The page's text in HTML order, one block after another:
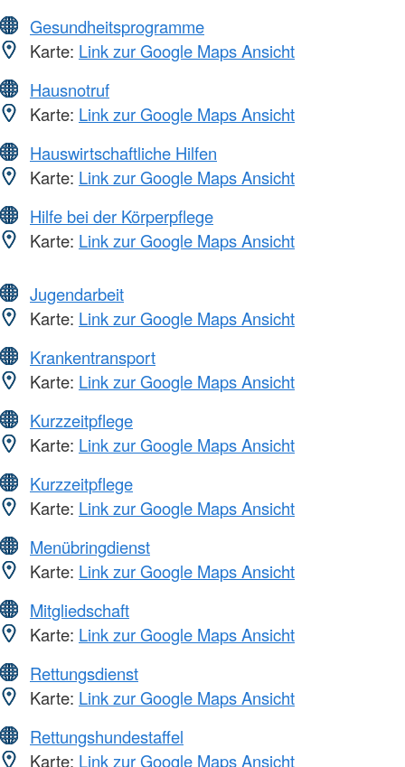
Gesundheitsprogramme
Karte: Link zur Google Maps Ansicht
Hausnotruf
Karte: Link zur Google Maps Ansicht
Hauswirtschaftliche Hilfen
Karte: Link zur Google Maps Ansicht
Hilfe bei der Körperpflege
Karte: Link zur Google Maps Ansicht
Jugendarbeit
Karte: Link zur Google Maps Ansicht
Krankentransport
Karte: Link zur Google Maps Ansicht
Kurzzeitpflege
Karte: Link zur Google Maps Ansicht
Kurzzeitpflege
Karte: Link zur Google Maps Ansicht
Menübringdienst
Karte: Link zur Google Maps Ansicht
Mitgliedschaft
Karte: Link zur Google Maps Ansicht
Rettungsdienst
Karte: Link zur Google Maps Ansicht
Rettungshundestaffel
Karte: Link zur Google Maps Ansicht